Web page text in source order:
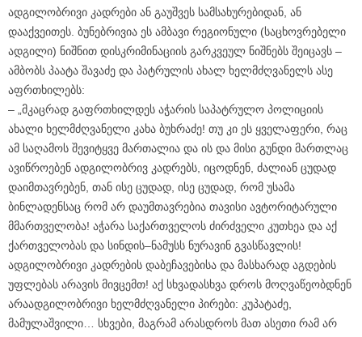
ადგილობრივი კადრები ან გაუშვეს სამსახურებიდან, ან
დააქვეითეს. ბუნებრივია ეს ამბავი რეგიონული (საცხოვრებელი
ადგილი) ნიშნით დისკრიმინაციის გარკვეულ ნიშნებს შეიცავს –
ამბობს პაატა შავაძე და პატრულის ახალ ხელმძღვანელს ასე
აფრთხილებს:
– „მკაცრად გაფრთხილდეს აჭარის საპატრულო პოლიციის
ახალი ხელმძღვანელი კახა ბუხრაძე! თუ კი ეს ყველაფერი, რაც
ამ საღამოს შევიტყვე მართალია და ის და მისი გუნდი მართლაც
ავიწროებენ ადგილობრივ კადრებს, იცოდნენ, ძალიან ცუდად
დაიმთავრებენ, თან ისე ცუდად, ისე ცუდად, რომ უსამა
ბინლადენსაც რომ არ დაუმთავრებია თავისი ავტორიტარული
მმართველობა! აჭარა საქართველოს ძირძველი კუთხეა და აქ
ქართველობას და სინდის–ნამუსს ნურავინ გვასწავლის!
ადგილობრივი კადრების დაბეჩავებისა და მასხარად აგდების
უფლებას არავის მივცემთ! აქ სხვადასხვა დროს მოღვაწეობდნენ
არაადგილობრივი ხელმძღვანელი პირები: კუპატაძე,
მამულაშვილი… სხვები, მაგრამ არასდროს მათ ასეთი რამ არ